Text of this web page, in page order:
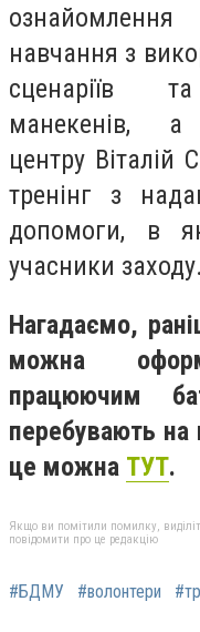
навчання з
сценаріїв та
манекенів, а
центру Віталій
тренінг з
допомоги, в
учасники заходу.
Нагадаємо,
можна
працюючим
перебувають на
це можна ТУТ.
Якщо ви помітили помилку,
повідомити про це редакцію
#БДМУ #волонтери